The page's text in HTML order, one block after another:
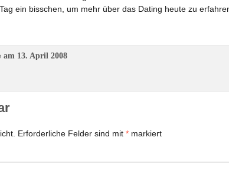
ein bisschen, um mehr über das Dating heute zu
am 13. April 2008
Erforderliche Felder sind mit * markiert